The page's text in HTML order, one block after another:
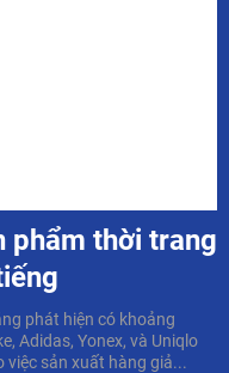
phẩm thời trang
phát hiện có khoảng
Adidas, Yonex, và Uniqlo
việc sản xuất hàng giả...